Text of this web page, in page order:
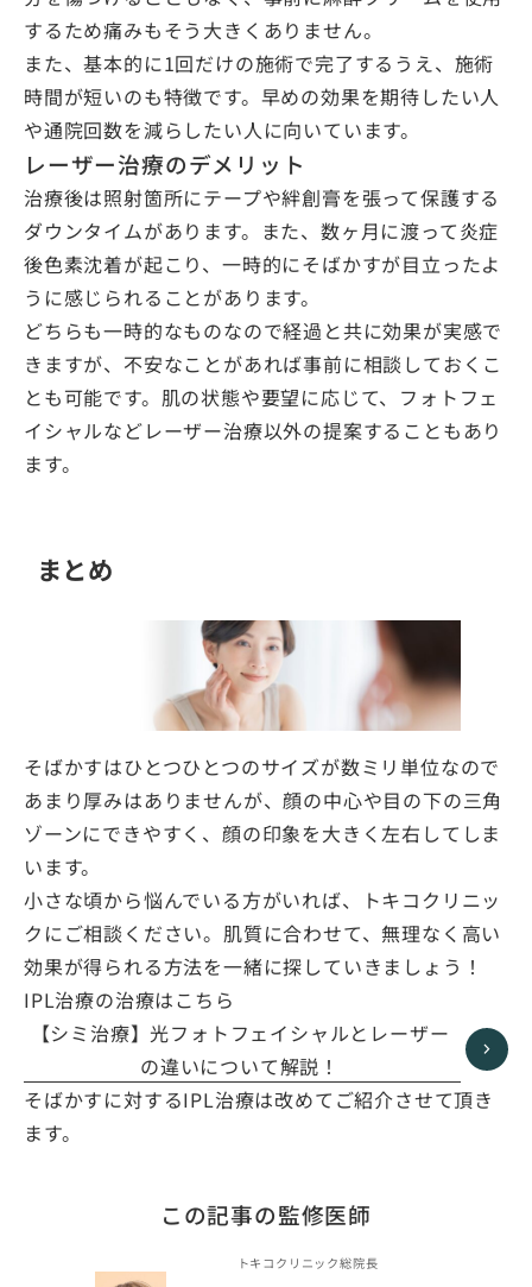
するため痛みもそう大きくありません。
また、基本的に1回だけの施術で完了するうえ、施術
時間が短いのも特徴です。早めの効果を期待したい人
や通院回数を減らしたい人に向いています。
レーザー治療のデメリット
治療後は照射箇所にテープや絆創膏を張って保護する
ダウンタイムがあります。また、数ヶ月に渡って炎症
後色素沈着が起こり、一時的にそばかすが目立ったよ
うに感じられることがあります。
どちらも一時的なものなので経過と共に効果が実感で
きますが、不安なことがあれば事前に相談しておくこ
とも可能です。肌の状態や要望に応じて、フォトフェ
イシャルなどレーザー治療以外の提案することもあり
ます。
まとめ
そばかすはひとつひとつのサイズが数ミリ単位なので
あまり厚みはありませんが、顔の中心や目の下の三角
ゾーンにできやすく、顔の印象を大きく左右してしま
います。
小さな頃から悩んでいる方がいれば、トキコクリニッ
クにご相談ください。肌質に合わせて、無理なく高い
効果が得られる方法を一緒に探していきましょう！
IPL治療の治療はこちら
【シミ治療】光フォトフェイシャルとレーザー
の違いについて解説！
そばかすに対するIPL治療は改めてご紹介させて頂き
ます。
この記事の監修医師
トキコクリニック総院長